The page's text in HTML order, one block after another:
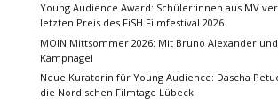
Young Audience Award: Schüler:innen aus MV
letzten Preis des FiSH Filmfestival 2026
MOIN Mittsommer 2026: Mit Bruno Alexander
Kampnagel
Neue Kuratorin für Young Audience: Dascha
die Nordischen Filmtage Lübeck